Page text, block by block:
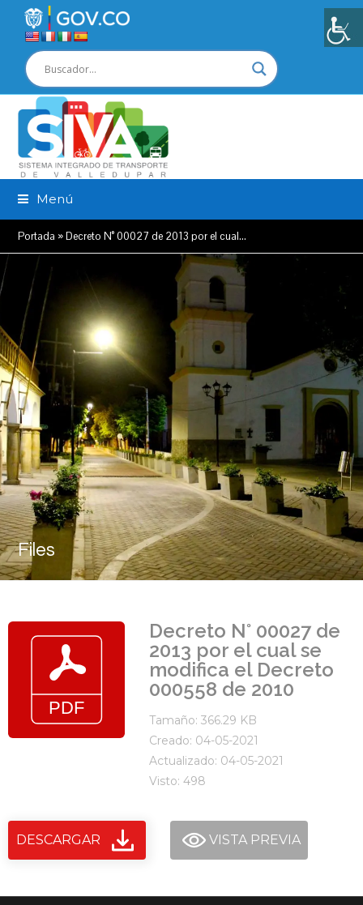
Menú
Portada »Decreto N° 00027 de 2013 por el cual…
Files
Decreto N° 00027 de
2013 por el cual se
modifica el Decreto
000558 de 2010
Tamaño: 366.29 KB
Creado: 04-05-2021
Actualizado: 04-05-2021
Visto: 498
DESCARGAR VISTA PREVIA